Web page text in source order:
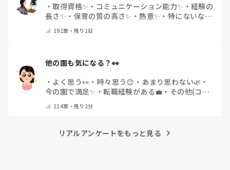
・取得資格✨ ・ コミュニケーション能力✨ ・ 経験の
長さ✨ ・ 保育の質の高さ✨ ・熱意✨ ・ 特にないな・
192票・残り1日
他の園も気になる？👀
・ よく思う👀 ・ 時々思う😊 ・ あまり思わない🌿 ・
今の園で満足✨ ・転職経験がある💼 ・ その他(コメ
214票・残り2分
リアルアンケートをもっと見る